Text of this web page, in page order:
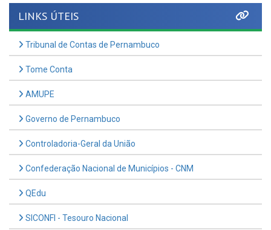
Tribunal de Contas de Pernambuco
Tome Conta
AMUPE
Governo de Pernambuco
Controladoria-Geral da União
Confederação Nacional de Municípios - CNM
QEdu
SICONFI - Tesouro Nacional
Consultar Convênios